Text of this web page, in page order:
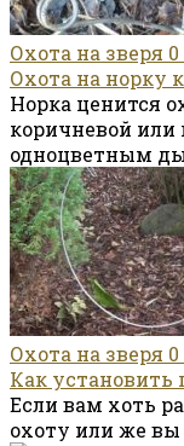
Охота на зверя 0
Охота на норку
Норка ценится
коричневой или
одноцветным
Охота на зверя 0
Как установить
Если вам хоть
охоту или же